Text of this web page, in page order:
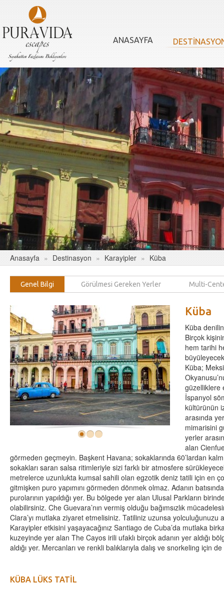
ANASAYFA
Anasayfa Destinasyon Karayipler Küba
Genel Bilgi Görülmesi Gereken Yerler Multi-
Küba
Küba
Birçok
hem tarihi
Küba;
güzelliklere
İspanyol
kültürünün
arasında
mimarisini
yerler
alan
görmeden geçmeyin. Başkent Havana; sokaklarında 60’lardan
sokakları saran salsa ritimleriyle sizi farklı bir atmosfere
metrelerce uzunlukta kumsal sahili olan egzotik deniz tatili için en
gitmişken puro yapımını görmeden dönmek olmaz. Adanın
purolarının yapıldığı yer. Bu bölgede yer alan Ulusal Parkların
olabilirsiniz. Che Guevara’nın vermiş olduğu bağımsızlık
Clara’yı mutlaka ziyaret etmelisiniz. Tatiliniz uzunsa yolculuğunuzu
Karayipler etkisini yaşayacağınız Santiago de Cuba’da mutlaka
kuzeyinde yer alan The Cayos irili ufaklı birçok adanın yer aldığı
aldığı yer. Mercanları ve renkli balıklarıyla dalış ve snorkeling için
KÜBA LÜKS TATİL